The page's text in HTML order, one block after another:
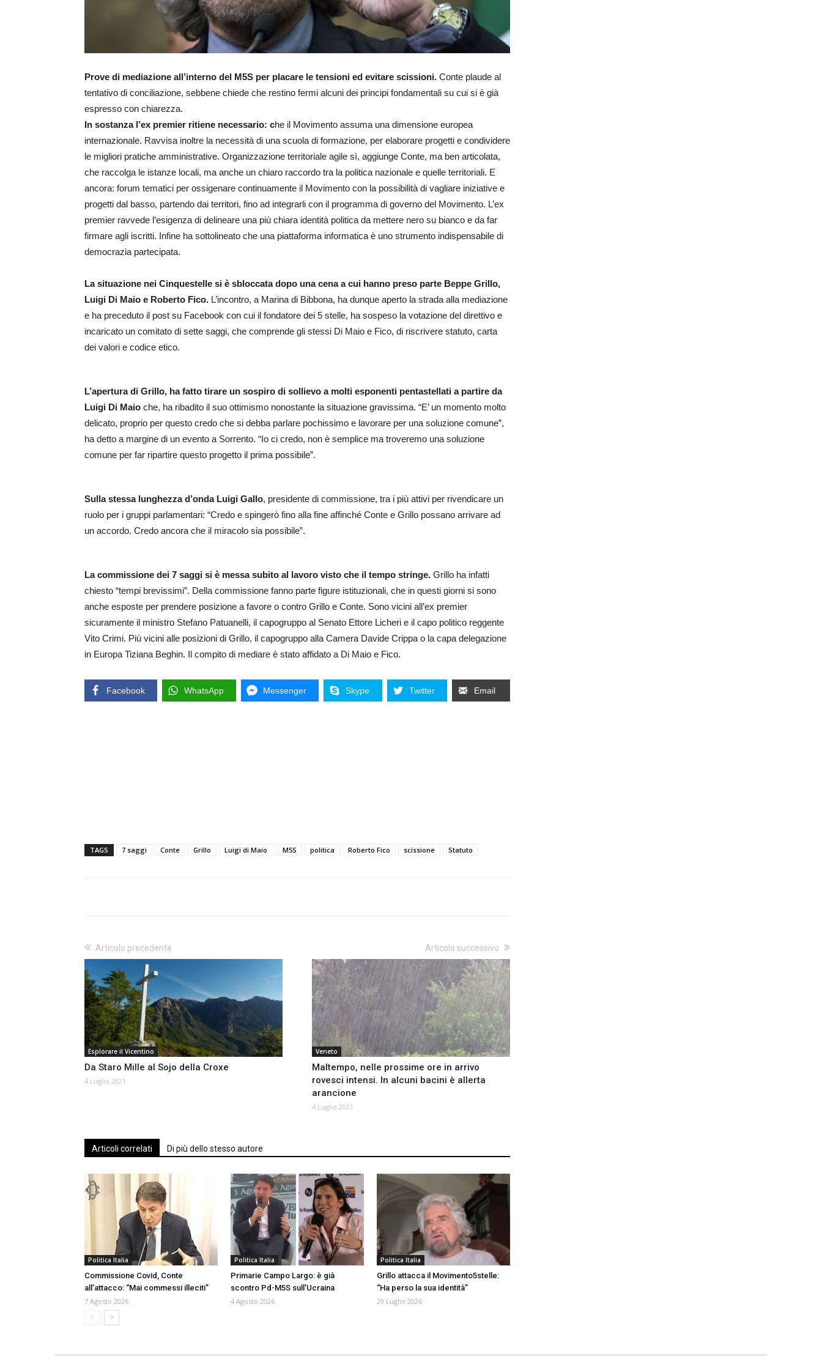
Prove di mediazione all’interno del M5S per placare le tensioni ed evitare scissioni. Conte plaude al
tentativo di conciliazione, sebbene chiede che restino fermi alcuni dei principi fondamentali su cui si è già
espresso con chiarezza.
In sostanza l’ex premier ritiene necessario: che il Movimento assuma una dimensione europea
internazionale. Ravvisa inoltre la necessità di una scuola di formazione, per elaborare progetti e condividere
le migliori pratiche amministrative. Organizzazione territoriale agile sì, aggiunge Conte, ma ben articolata,
che raccolga le istanze locali, ma anche un chiaro raccordo tra la politica nazionale e quelle territoriali. E
ancora: forum tematici per ossigenare continuamente il Movimento con la possibilità di vagliare iniziative e
progetti dal basso, partendo dai territori, fino ad integrarli con il programma di governo del Movimento. L’ex
premier ravvede l’esigenza di delineare una più chiara identità politica da mettere nero su bianco e da far
firmare agli iscritti. Infine ha sottolineato che una piattaforma informatica è uno strumento indispensabile di
democrazia partecipata.
La situazione nei Cinquestelle si è sbloccata dopo una cena a cui hanno preso parte Beppe Grillo,
Luigi Di Maio e Roberto Fico. L’incontro, a Marina di Bibbona, ha dunque aperto la strada alla mediazione
e ha preceduto il post su Facebook con cui il fondatore dei 5 stelle, ha sospeso la votazione del direttivo e
incaricato un comitato di sette saggi, che comprende gli stessi Di Maio e Fico, di riscrivere statuto, carta
dei valori e codice etico.
L’apertura di Grillo, ha fatto tirare un sospiro di sollievo a molti esponenti pentastellati a partire da
Luigi Di Maio che, ha ribadito il suo ottimismo nonostante la situazione gravissima. “E’ un momento molto
delicato, proprio per questo credo che si debba parlare pochissimo e lavorare per una soluzione comune”,
ha detto a margine di un evento a Sorrento. “Io ci credo, non è semplice ma troveremo una soluzione
comune per far ripartire questo progetto il prima possibile”.
Sulla stessa lunghezza d’onda Luigi Gallo, presidente di commissione, tra i più attivi per rivendicare un
ruolo per i gruppi parlamentari: “Credo e spingerò fino alla fine affinché Conte e Grillo possano arrivare ad
un accordo. Credo ancora che il miracolo sia possibile”.
La commissione dei 7 saggi si è messa subito al lavoro visto che il tempo stringe. Grillo ha infatti
chiesto “tempi brevissimi”. Della commissione fanno parte figure istituzionali, che in questi giorni si sono
anche esposte per prendere posizione a favore o contro Grillo e Conte. Sono vicini all’ex premier
sicuramente il ministro Stefano Patuanelli, il capogruppo al Senato Ettore Licheri e il capo politico reggente
Vito Crimi. Più vicini alle posizioni di Grillo, il capogruppo alla Camera Davide Crippa o la capa delegazione
in Europa Tiziana Beghin. Il compito di mediare è stato affidato a Di Maio e Fico.
Facebook WhatsApp Messenger Skype Twitter Email
TAGS 7 saggi Conte Grillo Luigi di Maio M5S politica Roberto Fico scissione Statuto
Articolo precedente
Esplorare il Vicentino
Da Staro Mille al Sojo della Croxe
4 Luglio 2021
Articolo successivo
Veneto
Maltempo, nelle prossime ore in arrivo
rovesci intensi. In alcuni bacini è allerta
arancione
4 Luglio 2021
Articoli correlati Di più dello stesso autore
Politica Italia
Commissione Covid, Conte
all’attacco: “Mai commessi illeciti”
7 Agosto 2026
Politica Italia
Primarie Campo Largo: è già
scontro Pd-M5S sull’Ucraina
4 Agosto 2026
Politica Italia
Grillo attacca il Movimento5stelle:
“Ha perso la sua identità”
29 Luglio 2026